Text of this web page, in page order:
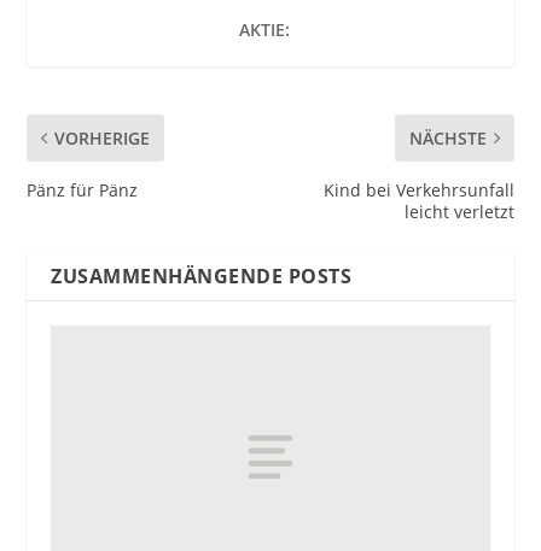
AKTIE:
VORHERIGE
Pänz für Pänz
NÄCHSTE
Kind bei Verkehrsunfall
leicht verletzt
ZUSAMMENHÄNGENDE POSTS